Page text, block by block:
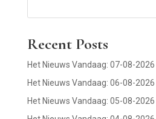
Recent Posts
Het Nieuws Vandaag: 07-08-2026
Het Nieuws Vandaag: 06-08-2026
Het Nieuws Vandaag: 05-08-2026